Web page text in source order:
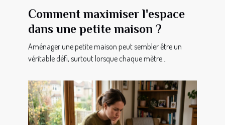
Comment maximiser l'espace
dans une petite maison ?
Aménager une petite maison peut sembler être un
véritable défi, surtout lorsque chaque mètre...